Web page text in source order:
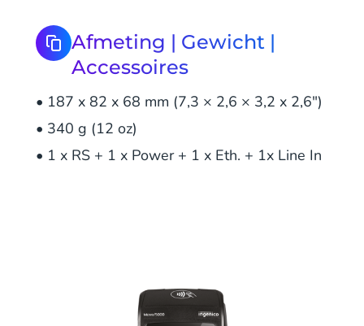
Afmeting | Gewicht |
Accessoires
• 187 x 82 x 68 mm (7,3 × 2,6 × 3,2 x 2,6")
• 340 g (12 oz)
• 1 x RS + 1 x Power + 1 x Eth. + 1x Line In